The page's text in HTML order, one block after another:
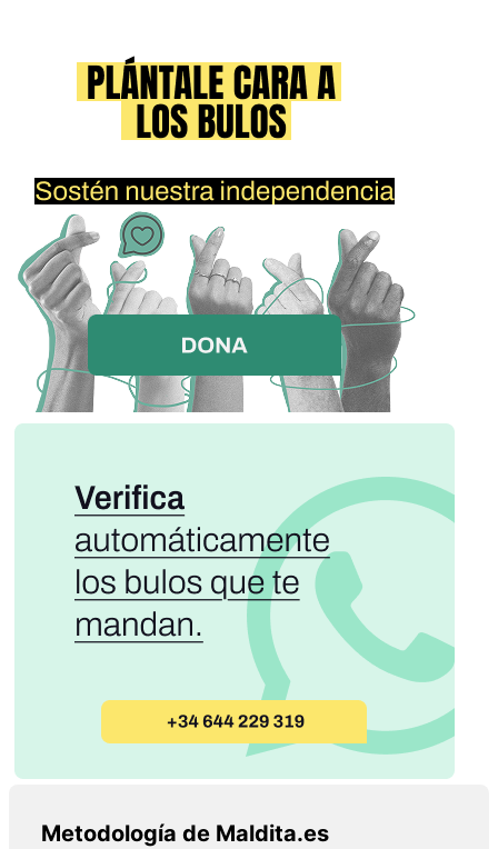
Metodología de Maldita.es